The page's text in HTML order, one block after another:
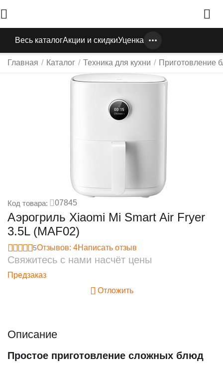
Весь каталогАкции и скидкиУценка
Главная / Каталог / Техника для кухни / Приготовление
Код товара: 07845
Аэрогриль Xiaomi Mi Smart Air Fryer
3.5L (MAF02)
5Отзывов: 4Написать отзыв
Свяжитесь с нами насчёт цены
Предзаказ
Отложить
Описание
Простое приготовление сложных блюд